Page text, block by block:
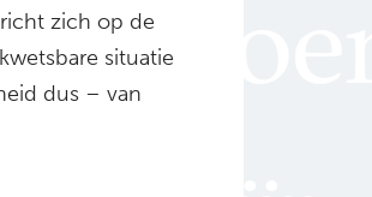
zich op de
situatie
dus – van